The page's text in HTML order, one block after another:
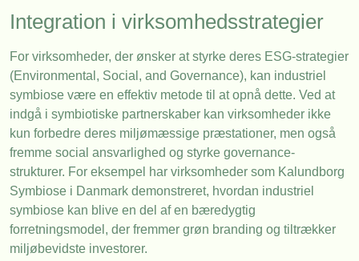
Integration i virksomhedsstrategier
For virksomheder, der ønsker at styrke deres ESG-strategier
(Environmental, Social, and Governance), kan industriel
symbiose være en effektiv metode til at opnå dette. Ved at
indgå i symbiotiske partnerskaber kan virksomheder ikke
kun forbedre deres miljømæssige præstationer, men også
fremme social ansvarlighed og styrke governance-
strukturer. For eksempel har virksomheder som Kalundborg
Symbiose i Danmark demonstreret, hvordan industriel
symbiose kan blive en del af en bæredygtig
forretningsmodel, der fremmer grøn branding og tiltrækker
miljøbevidste investorer.